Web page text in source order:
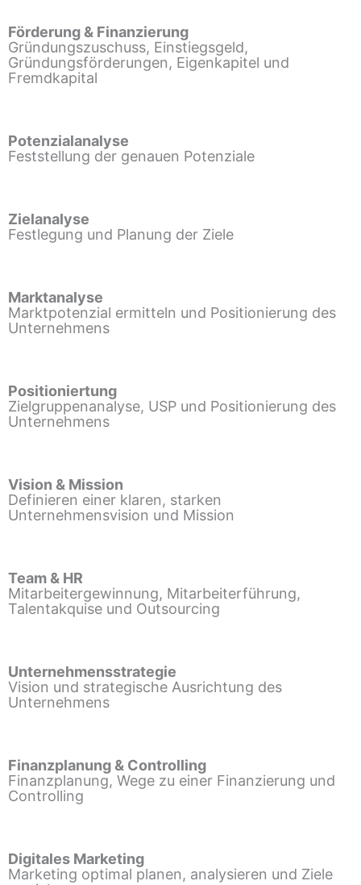
Förderung & Finanzierung
Gründungszuschuss, Einstiegsgeld,
Gründungsförderungen, Eigenkapitel und
Fremdkapital
Potenzialanalyse
Feststellung der genauen Potenziale
Zielanalyse
Festlegung und Planung der Ziele
Marktanalyse
Marktpotenzial ermitteln und Positionierung des
Unternehmens
Positioniertung
Zielgruppenanalyse, USP und Positionierung des
Unternehmens
Vision & Mission
Definieren einer klaren, starken
Unternehmensvision und Mission
Team & HR
Mitarbeitergewinnung, Mitarbeiterführung,
Talentakquise und Outsourcing
Unternehmensstrategie
Vision und strategische Ausrichtung des
Unternehmens
Finanzplanung & Controlling
Finanzplanung, Wege zu einer Finanzierung und
Controlling
Digitales Marketing
Marketing optimal planen, analysieren und Ziele